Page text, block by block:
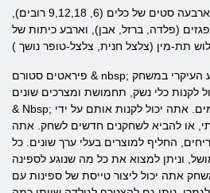
ספינת חיים יכולות מצוידת בארבעה סטים של כלים (6, 9,12,18 רובים),
(פלדה, ברזל, אבן), וארבע כיתות של
העיקרי במשחק
לקנות כלי נשק, תחמושת ומצרכים שונים.
& Nbsp; מטבעות משלימות הן יהלומים. אתה יכול לקנות אותם על ידי
או להביא לשחקנים חדשים לשחק. אתה
החליף למוצרים בעלי ערך שונים. כל
וניתן למצוא את כל מה שנוגע לספינה
אתה יכול ליצור טייסת של ספינות עם